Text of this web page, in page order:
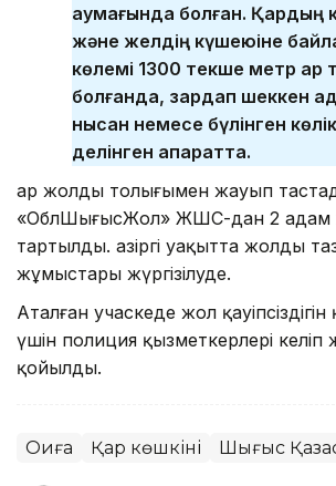
аумағында болған. Қардың
және желдің күшеюіне
көлемі 1300 текше метр қар
болғанда, зардап шеккен
нысан немесе бүлінген
делінген ақпаратта.
Қар жолды толығымен жауып
«ОблШығысЖол» ЖШС-дан 2 адам
тартылды. Қазіргі уақытта жолды
жұмыстары жүргізілуде.
Аталған учаскеде жол
үшін полиция қызметкерлері келіп
қойылды.
Оқиға Қар көшкіні Шығыс